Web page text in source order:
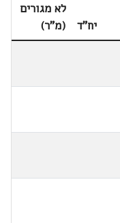
יח"ד
לא מגורים
(מ"ר)